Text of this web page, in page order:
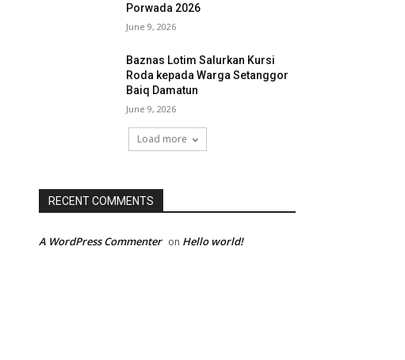
Porwada 2026
June 9, 2026
Baznas Lotim Salurkan Kursi
Roda kepada Warga Setanggor
Baiq Damatun
June 9, 2026
Load more
RECENT COMMENTS
A WordPress Commenter on Hello world!